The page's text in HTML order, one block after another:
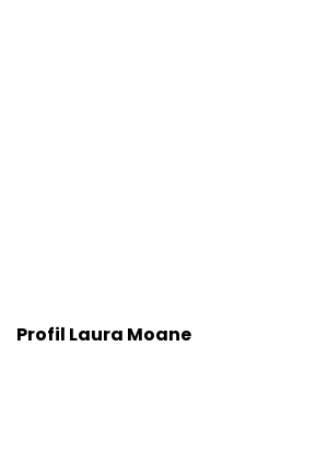
Profil Laura Moane